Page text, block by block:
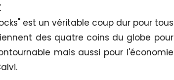
est un véritable coup dur pour tous
des quatre coins du globe pour
mais aussi pour l'économie